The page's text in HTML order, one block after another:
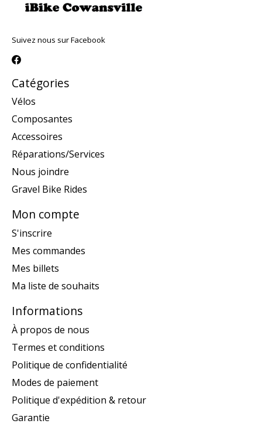
Suivez nous sur Facebook
Catégories
Vélos
Composantes
Accessoires
Réparations/Services
Nous joindre
Gravel Bike Rides
Mon compte
S'inscrire
Mes commandes
Mes billets
Ma liste de souhaits
Informations
À propos de nous
Termes et conditions
Politique de confidentialité
Modes de paiement
Politique d'expédition & retour
Garantie